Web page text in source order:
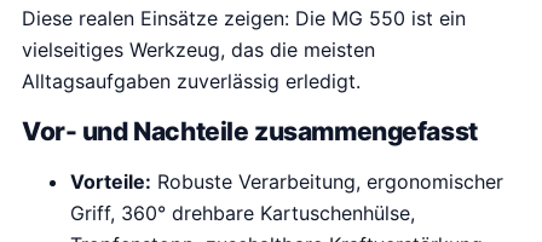
Diese realen Einsätze zeigen: Die MG 550 ist ein
vielseitiges Werkzeug, das die meisten
Alltagsaufgaben zuverlässig erledigt.
Vor- und Nachteile zusammengefasst
Vorteile: Robuste Verarbeitung, ergonomischer
Griff, 360° drehbare Kartuschenhülse,